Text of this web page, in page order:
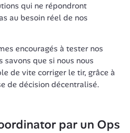
qui ne répondront
au besoin réel de nos
encouragés à tester nos
que si nous nous
de vite corriger le tir, grâce à
de décision décentralisé.
par un Ops